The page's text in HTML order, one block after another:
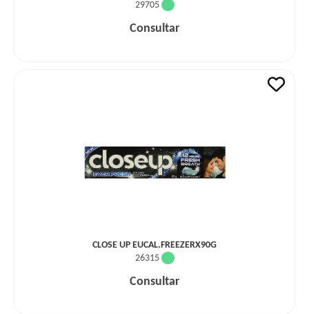
29705
Consultar
CLOSE UP EUCAL.FREEZERX90G
26315
Consultar